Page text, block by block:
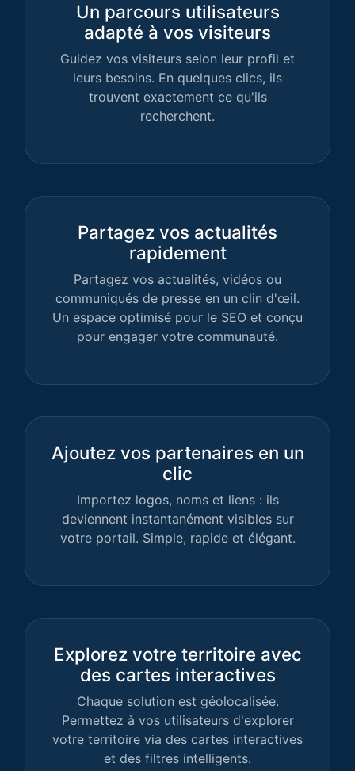
Un parcours utilisateurs
adapté à vos visiteurs
Guidez vos visiteurs selon leur profil et
leurs besoins. En quelques clics, ils
trouvent exactement ce qu'ils
recherchent.
Partagez vos actualités
rapidement
Partagez vos actualités, vidéos ou
communiqués de presse en un clin d'œil.
Un espace optimisé pour le SEO et conçu
pour engager votre communauté.
Ajoutez vos partenaires en un
clic
Importez logos, noms et liens : ils
deviennent instantanément visibles sur
votre portail. Simple, rapide et élégant.
Explorez votre territoire avec
des cartes interactives
Chaque solution est géolocalisée.
Permettez à vos utilisateurs d'explorer
votre territoire via des cartes interactives
et des filtres intelligents.